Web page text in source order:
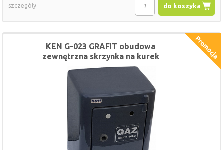
do koszyka
szczegóły
KEN G-023 GRAFIT obudowa
zewnętrzna skrzynka na kurek
gazowy 28 x 36 x 20